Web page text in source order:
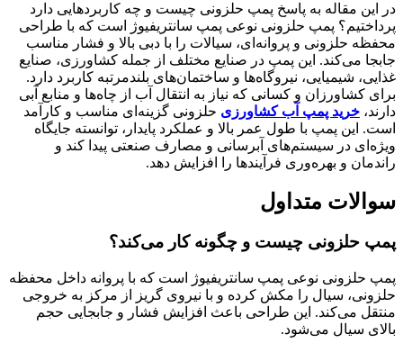
در این مقاله به پاسخ پمپ حلزونی چیست و چه کاربردهایی دارد
پرداختیم؟ پمپ حلزونی نوعی پمپ سانتریفیوژ است که با طراحی
محفظه حلزونی و پروانه‌ای، سیالات را با دبی بالا و فشار مناسب
جابجا می‌کند. این پمپ در صنایع مختلف از جمله کشاورزی، صنایع
غذایی، شیمیایی، نیروگاه‌ها و ساختمان‌های بلندمرتبه کاربرد دارد.
برای کشاورزان و کسانی که نیاز به انتقال آب از چاه‌ها و منابع آبی
دارند، خرید پمپ آب کشاورزی حلزونی گزینه‌ای مناسب و کارآمد
است. این پمپ با طول عمر بالا و عملکرد پایدار، توانسته جایگاه
ویژه‌ای در سیستم‌های آبرسانی و مصارف صنعتی پیدا کند و
راندمان و بهره‌وری فرآیندها را افزایش دهد.
سوالات متداول
پمپ حلزونی چیست و چگونه کار می‌کند؟
پمپ حلزونی نوعی پمپ سانتریفیوژ است که با پروانه داخل محفظه
حلزونی، سیال را مکش کرده و با نیروی گریز از مرکز به خروجی
منتقل می‌کند. این طراحی باعث افزایش فشار و جابجایی حجم
بالای سیال می‌شود.